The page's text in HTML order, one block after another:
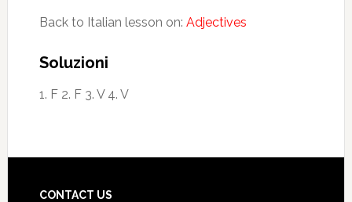
Back to Italian lesson on: Adjectives
Soluzioni
1. F 2. F 3. V 4. V
CONTACT US